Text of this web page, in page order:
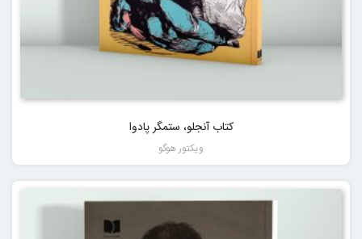
کتاب آنجلو، ستمگر پادوا
ویکتور هوگو